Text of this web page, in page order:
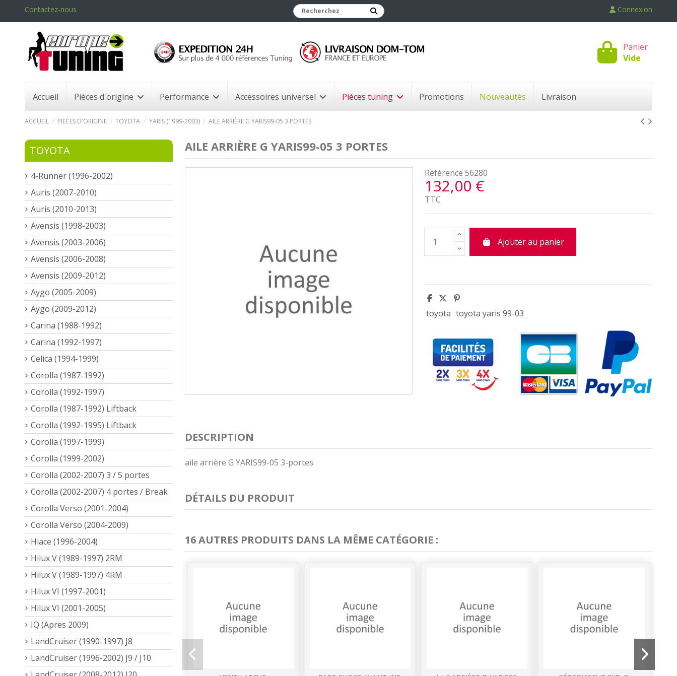
Contactez-nous Connexion
Panier
Vide
Accueil Pièces d'origine Performance Accessoires universel Pièces tuning Promotions Nouveautés Livraison
ACCUEIL PIECES D'ORIGINE TOYOTA YARIS (1999-2003) AILE ARRIÈRE G YARIS99-05 3 PORTES
AILE ARRIÈRE G YARIS99-05 3 PORTES
Référence 56280
132,00 €
TTC
Ajouter au panier
toyota toyota yaris 99-03
DESCRIPTION
aile arrière G YARIS99-05 3-portes
DÉTAILS DU PRODUIT
16 AUTRES PRODUITS DANS LA MÊME CATÉGORIE :
TOYOTA
4-Runner (1996-2002)
Auris (2007-2010)
Auris (2010-2013)
Avensis (1998-2003)
Avensis (2003-2006)
Avensis (2006-2008)
Avensis (2009-2012)
Aygo (2005-2009)
Aygo (2009-2012)
Carina (1988-1992)
Carina (1992-1997)
Celica (1994-1999)
Corolla (1987-1992)
Corolla (1992-1997)
Corolla (1987-1992) Liftback
Corolla (1992-1995) Liftback
Corolla (1997-1999)
Corolla (1999-2002)
Corolla (2002-2007) 3 / 5 portes
Corolla (2002-2007) 4 portes / Break
Corolla Verso (2001-2004)
Corolla Verso (2004-2009)
Hiace (1996-2004)
Hilux V (1989-1997) 2RM
Hilux V (1989-1997) 4RM
Hilux VI (1997-2001)
Hilux VI (2001-2005)
IQ (Apres 2009)
LandCruiser (1990-1997) J8
LandCruiser (1996-2002) J9 / J10